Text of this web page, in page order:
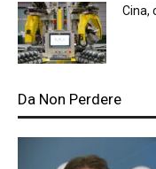
Cina,
Da Non Perdere